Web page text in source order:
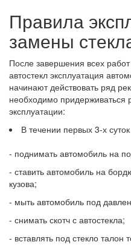
Правила
замены
После завершения всех
автостекл эксплуатация
начинают действовать ряд
необходимо придерживаться
эксплуатации:
В течении первых 3-х
- поднимать автомобиль на
- ставить автомобиль на
кузова;
- мыть автомобиль под
- снимать скотч с автостекла;
- вставлять под стекло талон